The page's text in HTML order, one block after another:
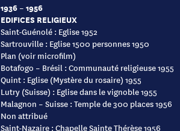
1936 – 1956
EDIFICES RELIGIEUX
Saint-Guénolé : Eglise 1952
Sartrouville : Eglise 1500 personnes 1950
Plan (voir microfilm)
Botafogo – Brésil : Communauté religieuse 1955
Quint : Eglise (Mystère du rosaire) 1955
Lutry (Suisse) : Eglise dans le vignoble 1955
Malagnon – Suisse : Temple de 300 places 1956
Non attribué
Saint-Nazaire : Chapelle Sainte Thérèse 1956